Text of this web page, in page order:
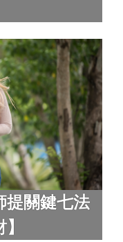
關鍵七法